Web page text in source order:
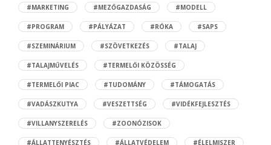
#MARKETING #MEZŐGAZDASÁG #MODELL
#PROGRAM #PÁLYÁZAT #RÓKA #SAPS
#SZEMINÁRIUM #SZÖVETKEZÉS #TALAJ
#TALAJMŰVELÉS #TERMELŐI KÖZÖSSÉG
#TERMELŐI PIAC #TUDOMÁNY #TÁMOGATÁS
#VADÁSZKUTYA #VESZETTSÉG #VIDÉKFEJLESZTÉS
#VILLANYSZERELÉS #ZOONÓZISOK
#ÁLLATTENYÉSZTÉS #ÁLLATVÉDELEM #ÉLELMISZER